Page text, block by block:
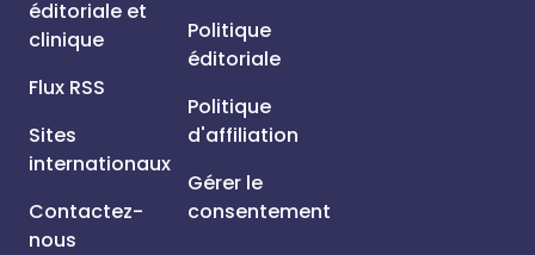
éditoriale et
clinique
Flux RSS
Sites
internationaux
Contactez-
nous
Politique
éditoriale
Politique
d'affiliation
Gérer le
consentement